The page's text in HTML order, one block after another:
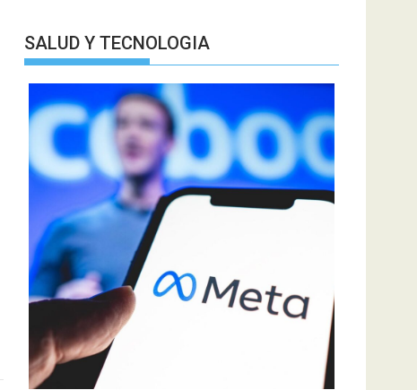
SALUD Y TECNOLOGIA